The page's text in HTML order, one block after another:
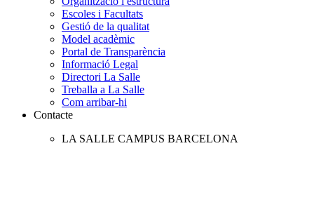
Escoles i Facultats
Gestió de la qualitat
Model acadèmic
Portal de Transparència
Informació Legal
Directori La Salle
Treballa a La Salle
Com arribar-hi
Contacte
LA SALLE CAMPUS BARCELONA